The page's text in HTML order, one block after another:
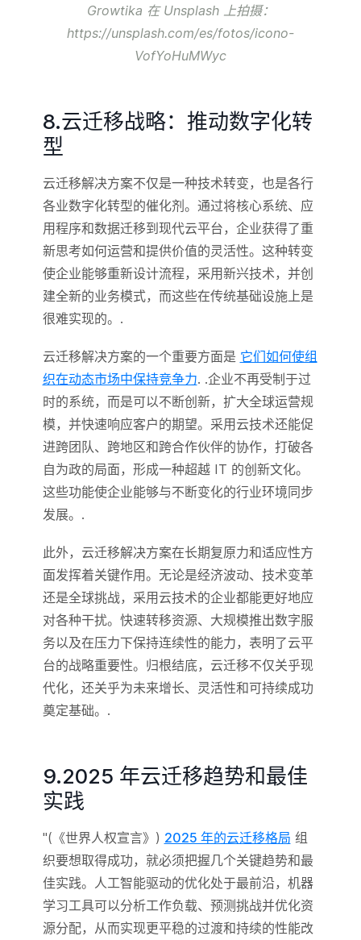
Growtika 在 Unsplash 上拍摄：
https://unsplash.com/es/fotos/icono-
VofYoHuMWyc
8.云迁移战略：推动数字化转
型
云迁移解决方案不仅是一种技术转变，也是各行
各业数字化转型的催化剂。通过将核心系统、应
用程序和数据迁移到现代云平台，企业获得了重
新思考如何运营和提供价值的灵活性。这种转变
使企业能够重新设计流程，采用新兴技术，并创
建全新的业务模式，而这些在传统基础设施上是
很难实现的。.
云迁移解决方案的一个重要方面是 它们如何使组
织在动态市场中保持竞争力. .企业不再受制于过
时的系统，而是可以不断创新，扩大全球运营规
模，并快速响应客户的期望。采用云技术还能促
进跨团队、跨地区和跨合作伙伴的协作，打破各
自为政的局面，形成一种超越 IT 的创新文化。
这些功能使企业能够与不断变化的行业环境同步
发展。.
此外，云迁移解决方案在长期复原力和适应性方
面发挥着关键作用。无论是经济波动、技术变革
还是全球挑战，采用云技术的企业都能更好地应
对各种干扰。快速转移资源、大规模推出数字服
务以及在压力下保持连续性的能力，表明了云平
台的战略重要性。归根结底，云迁移不仅关乎现
代化，还关乎为未来增长、灵活性和可持续成功
奠定基础。.
9.2025 年云迁移趋势和最佳
实践
"(《世界人权宣言》) 2025 年的云迁移格局 组
织要想取得成功，就必须把握几个关键趋势和最
佳实践。人工智能驱动的优化处于最前沿，机器
学习工具可以分析工作负载、预测挑战并优化资
源分配，从而实现更平稳的过渡和持续的性能改